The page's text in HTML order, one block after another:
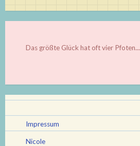
Das größte Glück hat oft vier Pfoten...
Impressum
Nicole